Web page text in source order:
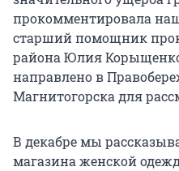
прокомментировала
старший помощник
района Юлия
направлено в
Магнитогорска для
В декабре мы
магазина женской